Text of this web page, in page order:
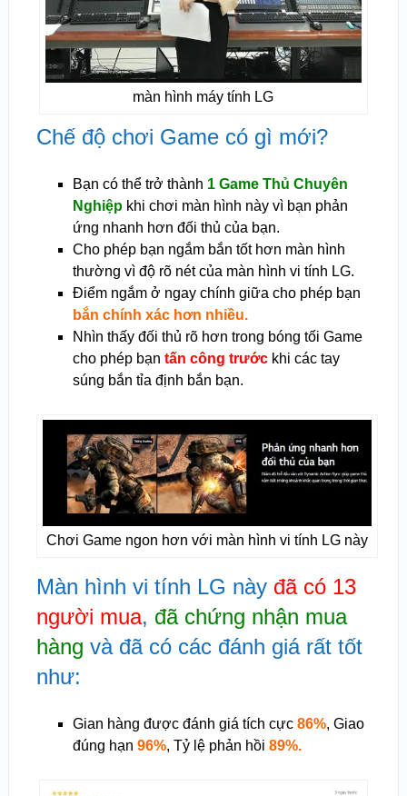
màn hình máy tính LG
Chế độ chơi Game có gì mới?
Bạn có thể trở thành 1 Game Thủ Chuyên
Nghiệpkhi chơi màn hình này vì bạn phản
ứng nhanh hơn đối thủ của bạn.
Cho phép bạn ngắm bắn tốt hơn màn hình
thường vì độ rõ nét của màn hình vi tính LG.
Điểm ngắm ở ngay chính giữa cho phép bạn
bắn chính xác hơn nhiều.
Nhìn thấy đối thủ rõ hơn trong bóng tối Game
cho phép bạn tấn công trướckhi các tay
súng bắn tỉa định bắn bạn.
Chơi Game ngon hơn với màn hình vi tính LG này
Màn hình vi tính LG này đã có 13
người mua, đã chứng nhận mua
hàng và đã có các đánh giá rất tốt
như:
Gian hàng được đánh giá tích cực86%, Giao
đúng hạn 96%, Tỷ lệ phản hồi 89%.